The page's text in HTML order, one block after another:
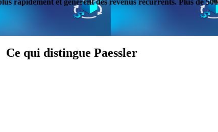
rapidement et génèrent des revenus récurrents. Plus de
Ce qui distingue Paessler